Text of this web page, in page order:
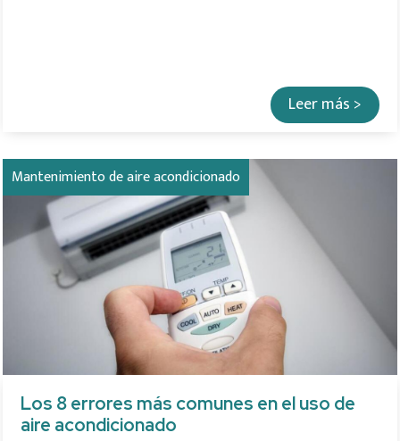
Leer más >
Mantenimiento de aire acondicionado
Los 8 errores más comunes en el uso de
aire acondicionado